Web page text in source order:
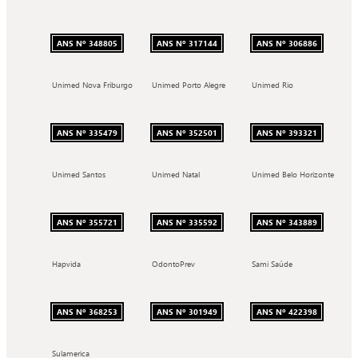
ANS Nº 348805 ANS Nº 317144 ANS Nº 306886
Unimed Nova Friburgo
ANS Nº 335479
Unimed Porto Alegre
ANS Nº 352501
Unimed Rio
ANS Nº 393321
Unimed Santos
ANS Nº 355721
Unimed Natal
ANS Nº 335592
Unimed Belo Horizonte
ANS Nº 343889
Hapvida
ANS Nº 368253
OdontoPrev
ANS Nº 301949
Sami Saúde
ANS Nº 422398
Sulamerica